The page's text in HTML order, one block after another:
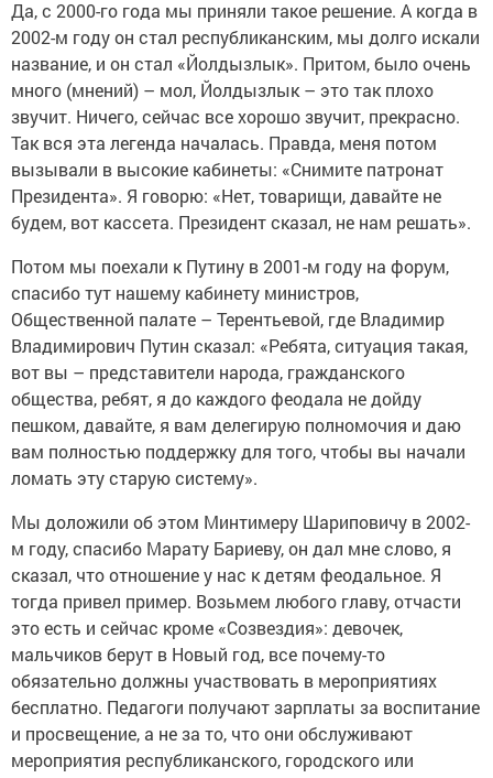
Да, с 2000-го года мы приняли такое решение. А когда в
2002-м году он стал республиканским, мы долго искали
название, и он стал «Йолдызлык». Притом, было очень
много (мнений) – мол, Йолдызлык – это так плохо
звучит. Ничего, сейчас все хорошо звучит, прекрасно.
Так вся эта легенда началась. Правда, меня потом
вызывали в высокие кабинеты: «Снимите патронат
Президента». Я говорю: «Нет, товарищи, давайте не
будем, вот кассета. Президент сказал, не нам решать».
Потом мы поехали к Путину в 2001-м году на форум,
спасибо тут нашему кабинету министров,
Общественной палате – Терентьевой, где Владимир
Владимирович Путин сказал: «Ребята, ситуация такая,
вот вы – представители народа, гражданского
общества, ребят, я до каждого феодала не дойду
пешком, давайте, я вам делегирую полномочия и даю
вам полностью поддержку для того, чтобы вы начали
ломать эту старую систему».
Мы доложили об этом Минтимеру Шариповичу в 2002-
м году, спасибо Марату Бариеву, он дал мне слово, я
сказал, что отношение у нас к детям феодальное. Я
тогда привел пример. Возьмем любого главу, отчасти
это есть и сейчас кроме «Созвездия»: девочек,
мальчиков берут в Новый год, все почему-то
обязательно должны участвовать в мероприятиях
бесплатно. Педагоги получают зарплаты за воспитание
и просвещение, а не за то, что они обслуживают
мероприятия республиканского, городского или